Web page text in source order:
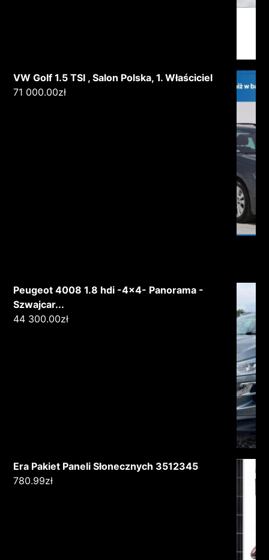
VW Golf 1.5 TSI , Salon Polska, 1. Właściciel
71 000.00zł
Peugeot 4008 1.8 hdi -4x4- Panorama -
Szwajcar...
44 300.00zł
Era Pakiet Paneli Słonecznych 3512345
780.99zł